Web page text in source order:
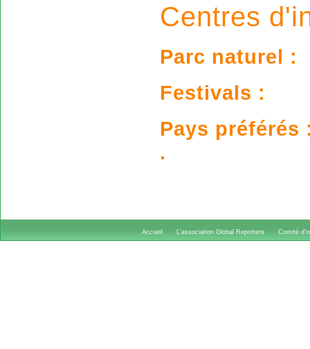
Centres
Parc naturel :
Festivals :
Pays préférés
.
Accueil L'association Global Reporters Comité